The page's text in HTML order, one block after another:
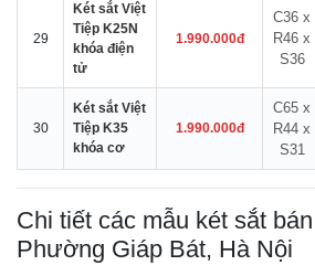
29
Két sắt Việt
Tiệp K25N
khóa điện
tử
1.990.000đ
C36 x
R46 x
S36
30
Két sắt Việt
Tiệp K35
khóa cơ
1.990.000đ
C65 x
R44 x
S31
Chi tiết các mẫu két sắt
Phường Giáp Bát, Hà Nội